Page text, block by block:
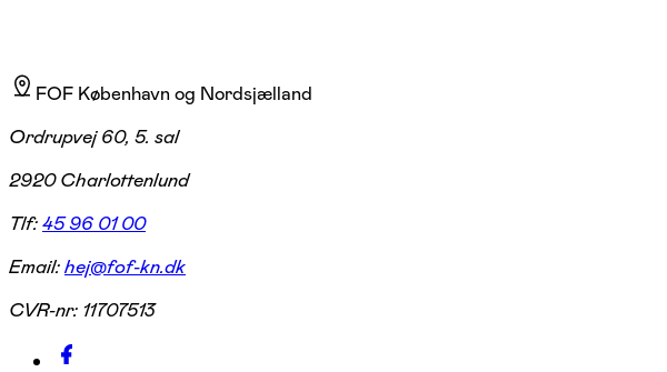
FOF København og Nordsjælland
Ordrupvej 60, 5. sal
2920 Charlottenlund
Tlf:45 96 01 00
Email:hej@fof-kn.dk
CVR-nr: 11707513